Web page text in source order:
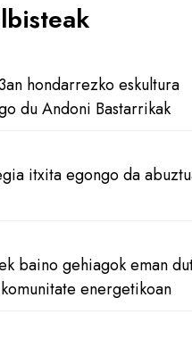
hondarrezko eskultura
du Andoni Bastarrikak
itxita egongo da
baino gehiagok eman
energetikoan